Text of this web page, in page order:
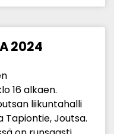
2024
16 alkaen.
liikuntahalli
Tapiontie, Joutsa.